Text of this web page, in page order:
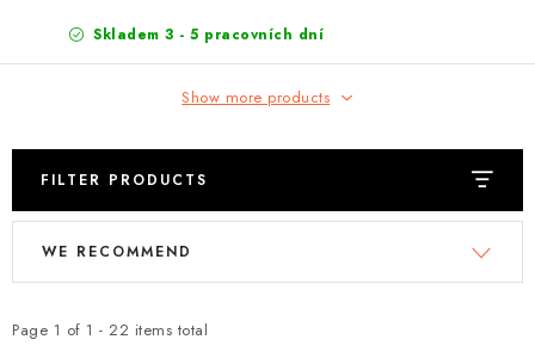
Jak nakupovat Terms and Conditions
Skladem 3 - 5 pracovních dní
Show more products
FILTER PRODUCTS
L
t
Page 1 of 1 - 22 items total
P
d
WE RECOMMEND